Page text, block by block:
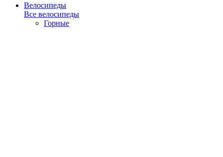
Велосипеды
Все велосипеды
Горные